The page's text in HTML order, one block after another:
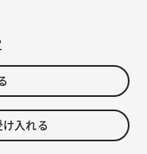
入れる